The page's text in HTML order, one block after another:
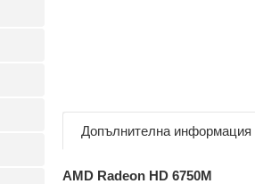
Допълнителна информация
AMD Radeon HD 6750M